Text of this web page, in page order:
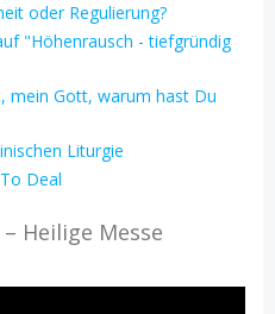
oder Regulierung?
"Höhenrausch - tiefgründig
mein Gott, warum hast Du
Liturgie
Deal
Heilige Messe